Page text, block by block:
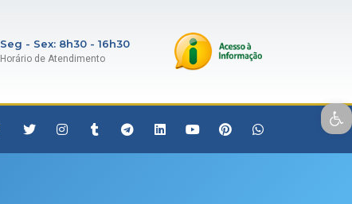
Open toolbar
Seg - Sex: 8h30 - 16h30
Horário de Atendimento